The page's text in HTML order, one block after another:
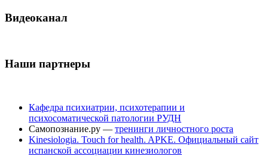
Видеоканал
Наши партнеры
Кафедра психиатрии, психотерапии и
психосоматической патологии РУДН
Самопознание.ру — тренинги личностного роста
Kinesiologia. Touch for health. APKE. Официальный сайт
испанской ассоциации кинезиологов